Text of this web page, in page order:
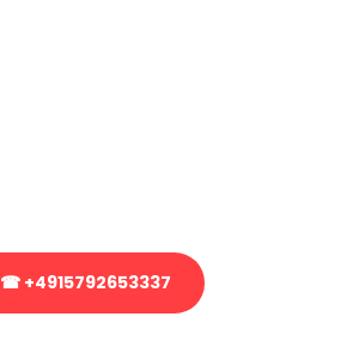
☎ +4915792653337